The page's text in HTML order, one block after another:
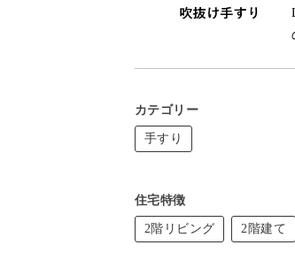
カテゴリー
手すり
住宅特徴
2階リビング 2階建て